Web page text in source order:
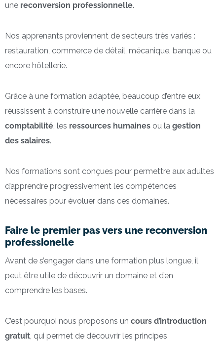
une reconversion professionnelle.
Nos apprenants proviennent de secteurs très variés :
restauration, commerce de détail, mécanique, banque ou
encore hôtellerie.
Grâce à une formation adaptée, beaucoup d’entre eux
réussissent à construire une nouvelle carrière dans la
comptabilité, les ressources humaines ou la gestion
des salaires.
Nos formations sont conçues pour permettre aux adultes
d’apprendre progressivement les compétences
nécessaires pour évoluer dans ces domaines.
Faire le premier pas vers une reconversion
professionelle
Avant de s’engager dans une formation plus longue, il
peut être utile de découvrir un domaine et d’en
comprendre les bases.
C’est pourquoi nous proposons un cours d’introduction
gratuit , qui permet de découvrir les principes